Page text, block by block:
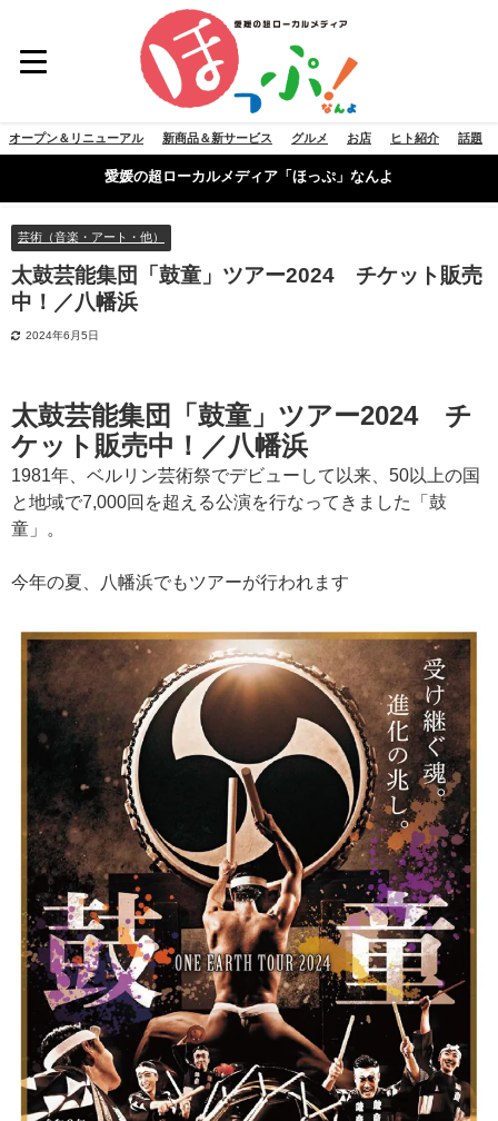
オープン＆リニューアル 新商品＆新サービス グルメ お店 ヒト紹介 話題
愛媛の超ローカルメディア「ほっぷ」なんよ
芸術（音楽・アート・他）
太鼓芸能集団「鼓童」ツアー2024 チケット販売
中！／八幡浜
2024年6月5日
太鼓芸能集団「鼓童」ツアー2024 チ
ケット販売中！／八幡浜
1981年、ベルリン芸術祭でデビューして以来、50以上の国
と地域で7,000回を超える公演を行なってきました「鼓
童」。
今年の夏、八幡浜でもツアーが行われます